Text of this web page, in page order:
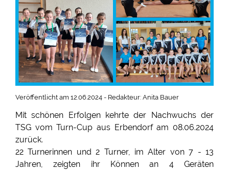
Veröffentlicht am 12.06.2024 - Redakteur: Anita Bauer
Mit schönen Erfolgen kehrte der Nachwuchs der
TSG vom Turn-Cup aus Erbendorf am 08.06.2024
zurück.
22 Turnerinnen und 2 Turner, im Alter von 7 - 13
Jahren, zeigten ihr Können an 4 Geräten